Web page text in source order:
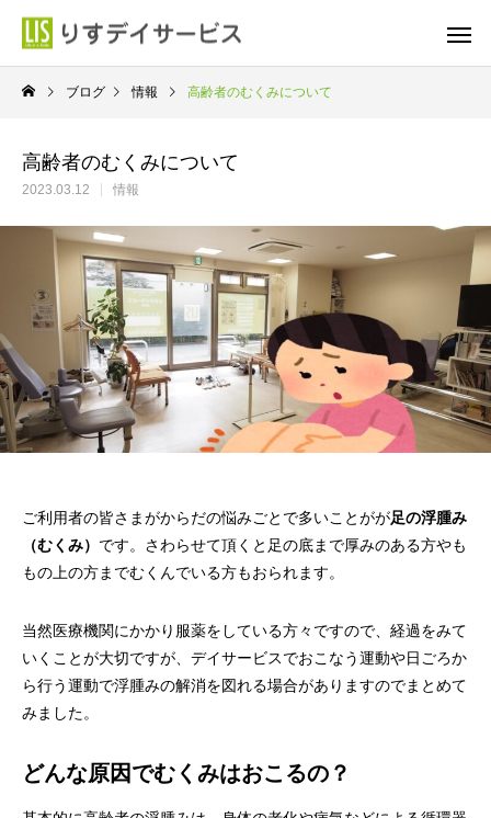
ブログ 情報 高齢者のむくみについて
高齢者のむくみについて
2023.03.12 情報
ご利用者の皆さまがからだの悩みごとで多いことがが足の浮腫み
（むくみ） です。さわらせて頂くと足の底まで厚みのある方やも
もの上の方までむくんでいる方もおられます。
当然医療機関にかかり服薬をしている方々ですので、経過をみて
いくことが大切ですが、デイサービスでおこなう運動や日ごろか
ら行う運動で浮腫みの解消を図れる場合がありますのでまとめて
みました。
どんな原因でむくみはおこるの ？